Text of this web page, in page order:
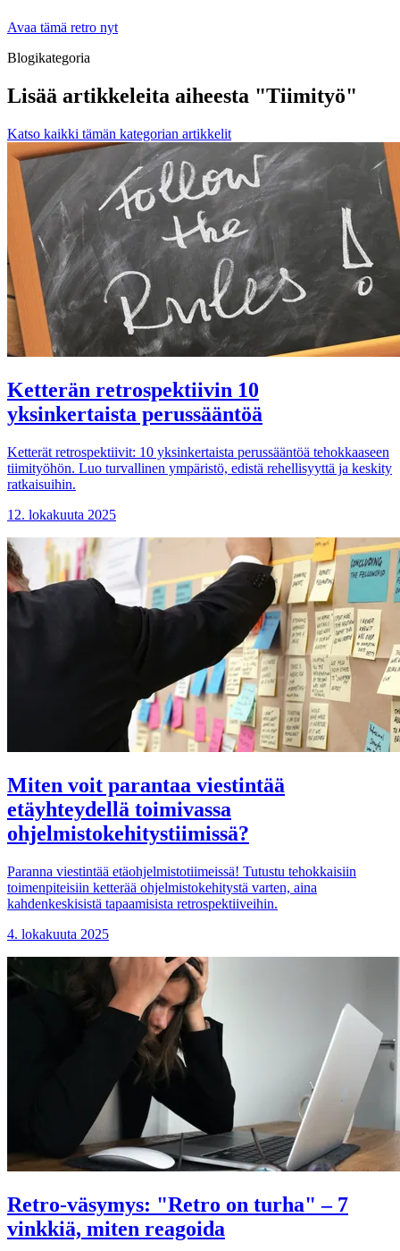
Avaa tämä retro nyt
Blogikategoria
Lisää artikkeleita aiheesta "Tiimityö"
Katso kaikki tämän kategorian artikkelit
Ketterän retrospektiivin 10
yksinkertaista perussääntöä
Ketterät retrospektiivit: 10 yksinkertaista perussääntöä tehokkaaseen
tiimityöhön. Luo turvallinen ympäristö, edistä rehellisyyttä ja keskity
ratkaisuihin.
12. lokakuuta 2025
Miten voit parantaa viestintää
etäyhteydellä toimivassa
ohjelmistokehitystiimissä?
Paranna viestintää etäohjelmistotiimeissä! Tutustu tehokkaisiin
toimenpiteisiin ketterää ohjelmistokehitystä varten, aina
kahdenkeskisistä tapaamisista retrospektiiveihin.
4. lokakuuta 2025
Retro-väsymys: "Retro on turha" – 7
vinkkiä, miten reagoida